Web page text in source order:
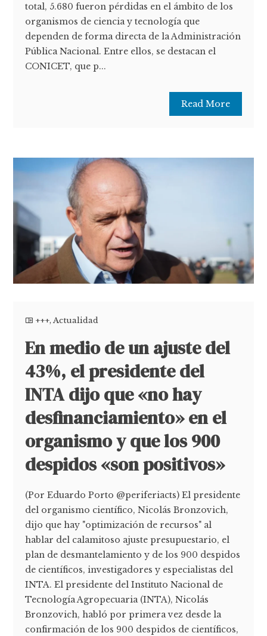
total, 5.680 fueron pérdidas en el ámbito de los
organismos de ciencia y tecnología que
dependen de forma directa de la Administración
Pública Nacional. Entre ellos, se destacan el
CONICET, que p...
Read More
+++,Actualidad
En medio de un ajuste del
43%, el presidente del
INTA dijo que «no hay
desfinanciamiento» en el
organismo y que los 900
despidos «son positivos»
(Por Eduardo Porto @periferiacts) El presidente
del organismo científico, Nicolás Bronzovich,
dijo que hay "optimización de recursos" al
hablar del calamitoso ajuste presupuestario, el
plan de desmantelamiento y de los 900 despidos
de científicos, investigadores y especialistas del
INTA. El presidente del Instituto Nacional de
Tecnología Agropecuaria (INTA), Nicolás
Bronzovich, habló por primera vez desde la
confirmación de los 900 despidos de científicos,